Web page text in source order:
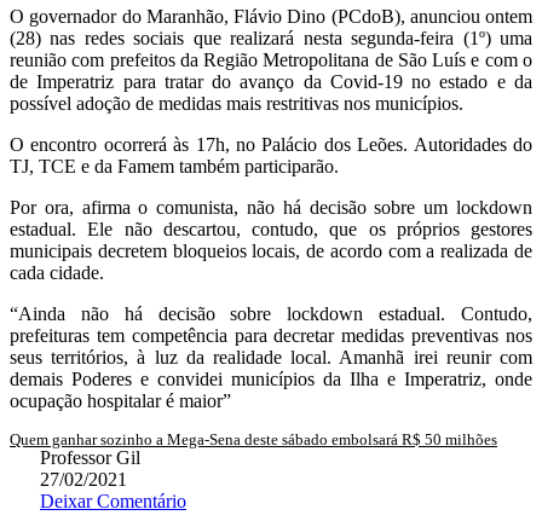
O governador do Maranhão, Flávio Dino (PCdoB), anunciou ontem
(28) nas redes sociais que realizará nesta segunda-feira (1º) uma
reunião com prefeitos da Região Metropolitana de São Luís e com o
de Imperatriz para tratar do avanço da Covid-19 no estado e da
possível adoção de medidas mais restritivas nos municípios.
O encontro ocorrerá às 17h, no Palácio dos Leões. Autoridades do
TJ, TCE e da Famem também participarão.
Por ora, afirma o comunista, não há decisão sobre um lockdown
estadual. Ele não descartou, contudo, que os próprios gestores
municipais decretem bloqueios locais, de acordo com a realizada de
cada cidade.
“Ainda não há decisão sobre lockdown estadual. Contudo,
prefeituras tem competência para decretar medidas preventivas nos
seus territórios, à luz da realidade local. Amanhã irei reunir com
demais Poderes e convidei municípios da Ilha e Imperatriz, onde
ocupação hospitalar é maior”
Quem ganhar sozinho a Mega-Sena deste sábado embolsará R$ 50 milhões
Professor Gil
27/02/2021
Deixar Comentário